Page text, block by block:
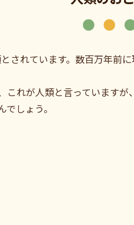
されています。数百万年前に
れが人類と言っていますが、
しょう。